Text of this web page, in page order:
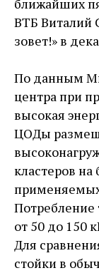
ближайших
ВТБ Виталий
зовет!» в
По данным
центра при
высокая
ЦОДы
кластеров на
Потребление
от 50 до 150
Для
стойки в